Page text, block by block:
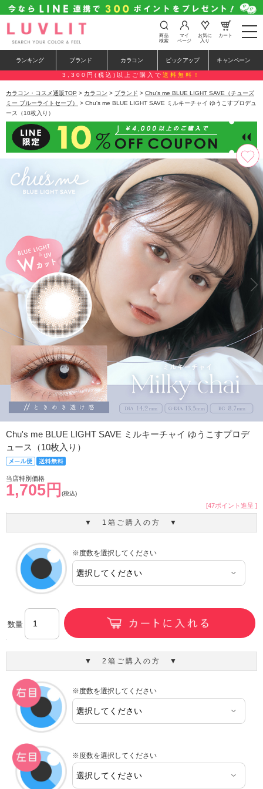
t
o
e
n
a
v
t
i
o
n
商品
検索
マイ
ページ
お気に
入り
カート
ランキング ブランド カラコン ピックアップ キャンペーン
3,300円(税込)以上ご購入で 送料無料！
カラコン・コスメ通販TOP > カラコン > ブランド > Chu's me BLUE LIGHT SAVE（チューズ
ミー ブルーライトセーブ）
> Chu's me BLUE LIGHT SAVE ミルキーチャイ ゆうこすプロデュ
ース（10枚入り）
Chu's me BLUE LIGHT SAVE ミルキーチャイ ゆうこすプロデ
ュース（10枚入り）
当店特別価格
1,705円 (税込)
[47ポイント進呈 ]
▼ 1箱ご購入の方 ▼
※度数を選択してください
数量
▼ 2箱ご購入の方 ▼
※度数を選択してください
※度数を選択してください